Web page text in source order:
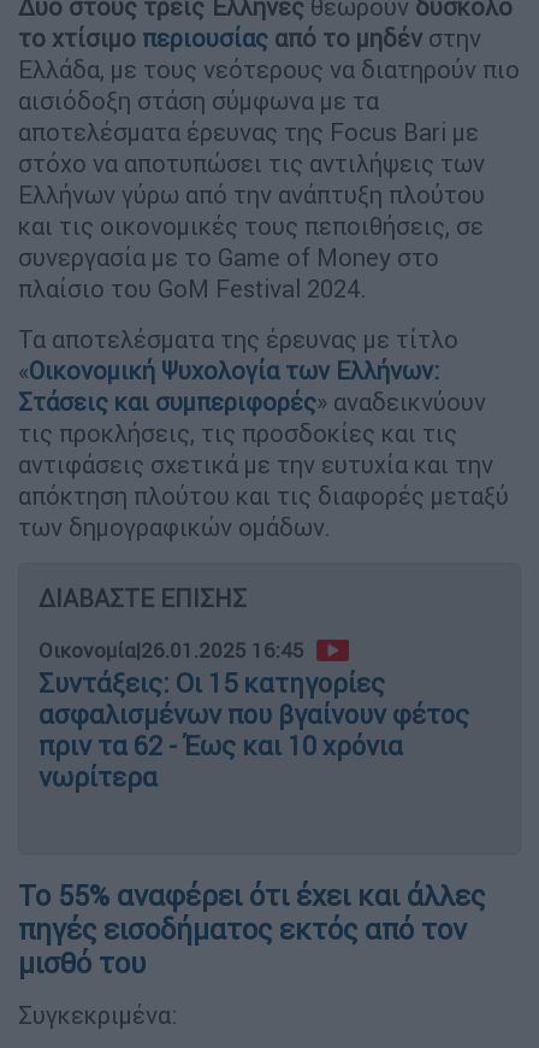
Δύο στους τρεις Έλληνες θεωρούν δύσκολο
το χτίσιμο περιουσίας από το μηδέν στην
Ελλάδα, με τους νεότερους να διατηρούν πιο
αισιόδοξη στάση σύμφωνα με τα
αποτελέσματα έρευνας της Focus Bari με
στόχο να αποτυπώσει τις αντιλήψεις των
Ελλήνων γύρω από την ανάπτυξη πλούτου
και τις οικονομικές τους πεποιθήσεις, σε
συνεργασία με το Game of Money στο
πλαίσιο του GoM Festival 2024.
Τα αποτελέσματα της έρευνας με τίτλο
«Οικονομική Ψυχολογία των Ελλήνων:
Στάσεις και συμπεριφορές» αναδεικνύουν
τις προκλήσεις, τις προσδοκίες και τις
αντιφάσεις σχετικά με την ευτυχία και την
απόκτηση πλούτου και τις διαφορές μεταξύ
των δημογραφικών ομάδων.
ΔΙΑΒΑΣΤΕ ΕΠΙΣΗΣ
Οικονομία|26.01.2025 16:45
Συντάξεις: Οι 15 κατηγορίες
ασφαλισμένων που βγαίνουν φέτος
πριν τα 62 - Έως και 10 χρόνια
νωρίτερα
Το 55% αναφέρει ότι έχει και άλλες
πηγές εισοδήματος εκτός από τον
μισθό του
Συγκεκριμένα: